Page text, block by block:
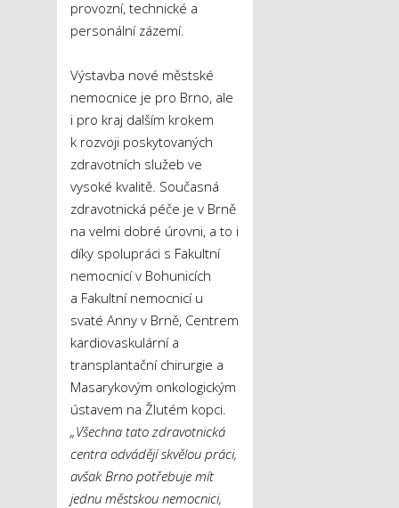
provozní, technické a
personální zázemí.
Výstavba nové městské
nemocnice je pro Brno, ale
i pro kraj dalším krokem
k rozvoji poskytovaných
zdravotních služeb ve
vysoké kvalitě. Současná
zdravotnická péče je v Brně
na velmi dobré úrovni, a to i
díky spolupráci s Fakultní
nemocnicí v Bohunicích
a Fakultní nemocnicí u
svaté Anny v Brně, Centrem
kardiovaskulární a
transplantační chirurgie a
Masarykovým onkologickým
ústavem na Žlutém kopci.
„Všechna tato zdravotnická
centra odvádějí skvělou práci,
avšak Brno potřebuje mít
jednu městskou nemocnici,